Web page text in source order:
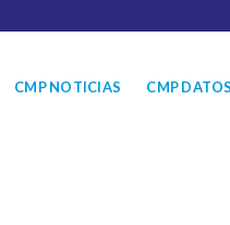
CMP NOTICIAS CMP DATOS